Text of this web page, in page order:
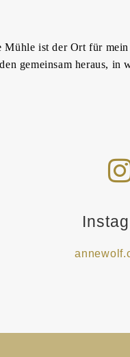
ist der Ort für
gemeinsam heraus, in